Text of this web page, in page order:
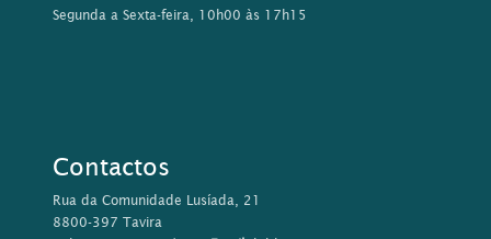
Segunda a Sexta-feira, 10h00 às 17h15
Contactos
Rua da Comunidade Lusíada, 21
8800-397 Tavira